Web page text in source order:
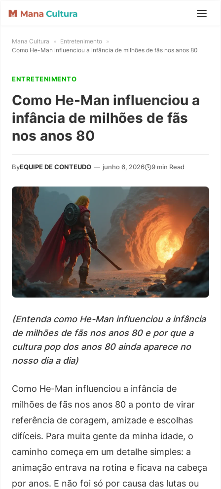
Mana Cultura » Entretenimento »
Como He-Man influenciou a infância de milhões de fãs nos anos 80
ENTRETENIMENTO
Como He-Man influenciou a
infância de milhões de fãs
nos anos 80
ByEQUIPE DE CONTEUDO — junho 6, 2026 9 min Read
(Entenda como He-Man influenciou a infância
de milhões de fãs nos anos 80 e por que a
cultura pop dos anos 80 ainda aparece no
nosso dia a dia)
Como He-Man influenciou a infância de
milhões de fãs nos anos 80 a ponto de virar
referência de coragem, amizade e escolhas
difíceis. Para muita gente da minha idade, o
caminho começa em um detalhe simples: a
animação entrava na rotina e ficava na cabeça
por anos. E não foi só por causa das lutas ou